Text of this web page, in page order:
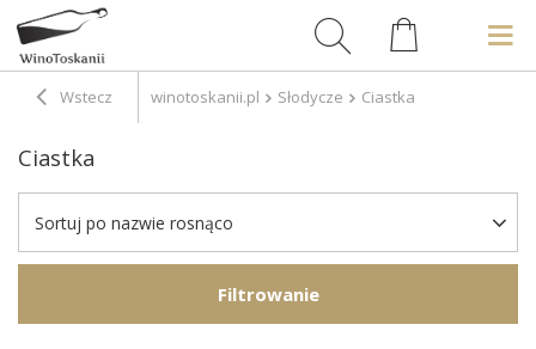
Wstecz winotoskanii.pl Słodycze Ciastka
Ciastka
Sortuj po nazwie rosnąco
Filtrowanie